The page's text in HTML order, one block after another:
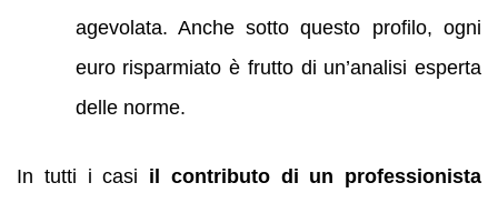
agevolata. Anche sotto questo profilo, ogni
euro risparmiato è frutto di un’analisi esperta
delle norme.
In tutti i casi il contributo di un professionista